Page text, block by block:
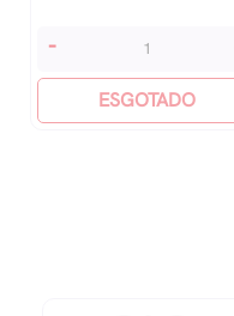
Última
quantidade
-
ESGOTADO